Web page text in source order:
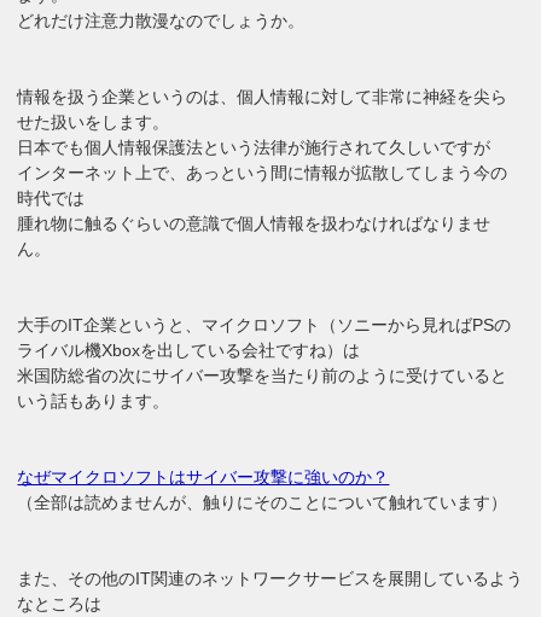
どれだけ注意力散漫なのでしょうか。
情報を扱う企業というのは、個人情報に対して非常に神経を尖ら
せた扱いをします。
日本でも個人情報保護法という法律が施行されて久しいですが
インターネット上で、あっという間に情報が拡散してしまう今の
時代では
腫れ物に触るぐらいの意識で個人情報を扱わなければなりませ
ん。
大手のIT企業というと、マイクロソフト（ソニーから見ればPSの
ライバル機Xboxを出している会社ですね）は
米国防総省の次にサイバー攻撃を当たり前のように受けていると
いう話もあります。
なぜマイクロソフトはサイバー攻撃に強いのか？
（全部は読めませんが、触りにそのことについて触れています）
また、その他のIT関連のネットワークサービスを展開しているよう
なところは